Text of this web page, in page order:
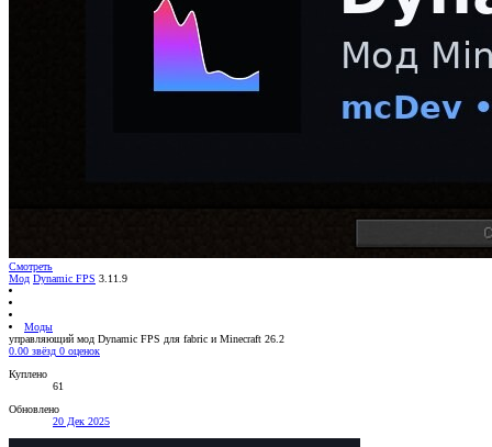
Смотреть
Мод Dynamic FPS 3.11.9
Моды
управляющий мод Dynamic FPS для fabric и Minecraft 26.2
0.00 звёзд 0 оценок
Куплено
61
Обновлено
20 Дек 2025